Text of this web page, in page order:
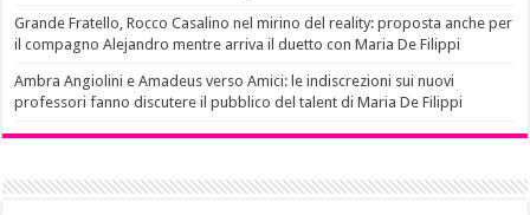
Grande Fratello, Rocco Casalino nel mirino del reality: proposta anche per
il compagno Alejandro mentre arriva il duetto con Maria De Filippi
Ambra Angiolini e Amadeus verso Amici: le indiscrezioni sui nuovi
professori fanno discutere il pubblico del talent di Maria De Filippi